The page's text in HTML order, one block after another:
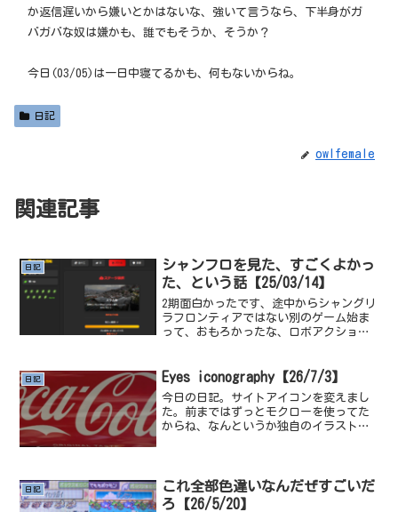
か返信遅いから嫌いとかはないな、強いて言うなら、下半身がガ
バガバな奴は嫌かも、誰でもそうか、そうか？
今日(03/05)は一日中寝てるかも、何もないからね。
日記
owlfemale
関連記事
日記
シャンフロを見た、すごくよかっ
た、という話【25/03/14】
2期面白かったです、途中からシャングリ
ラフロンティアではない別のゲーム始ま
って、おもろかったな、ロボアクション
もないくらい面白い。シャンフロは、い
日記 Eyes iconography【26/7/3】
今日の日記。サイトアイコンを変えまし
た。前まではずっとモクローを使ってた
からね、なんというか独自のイラストか
で、たぶん本命じゃないけど...
日記
これ全部色違いなんだぜすごいだ
ろ【26/5/20】